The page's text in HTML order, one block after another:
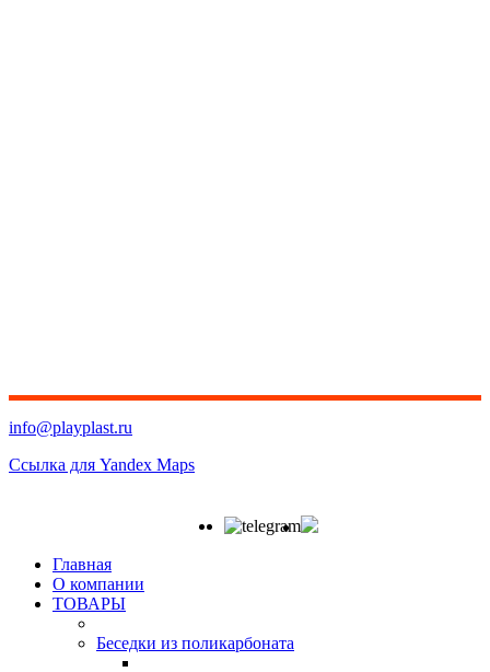
info@playplast.ru
Ссылка для Yandex Maps
Главная
О компании
ТОВАРЫ
Беседки из поликарбоната